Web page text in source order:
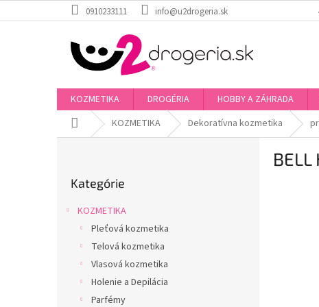
na
0910233111 info@u2drogeria.sk
KOZMETIKA DROGÉRIA HOBBY A ZÁHRADA
DomovKOZMETIKA Dekoratívna kozmetika
kategórie
Kategórie
KOZMETIKA
Pleťová kozmetika
Telová kozmetika
Vlasová kozmetika
Holenie a Depilácia
Parfémy